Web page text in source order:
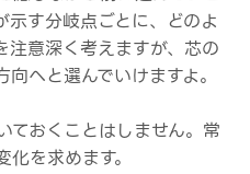
示す分岐点ごとに、どのよ
注意深く考えますが、芯の
へと選んでいけますよ。
ておくことはしません。常
を求めます。